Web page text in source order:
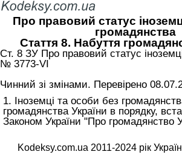
Про правовий статус
громадянства
Стаття 8. Набуття
Ст. 8 ЗУ Про правовий статус
№ 3773-VI
Чинний зі змінами. Перевірено
1. Іноземці та особи без
громадянства України в порядку,
Законом України "Про громадянство
Kodeksy.com.ua 2011-2024 рік